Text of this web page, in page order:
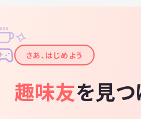
✦
✧
さあ、はじめよう
趣味友を見つ